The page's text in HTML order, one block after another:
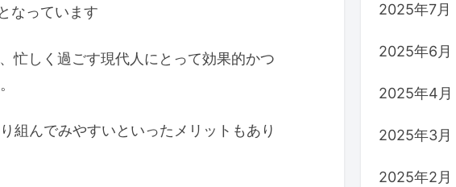
なっています
忙しく過ごす現代人にとって効果的かつ
組んでみやすいといったメリットもあり
2025年7月
2025年6月
2025年4月
2025年3月
2025年2月